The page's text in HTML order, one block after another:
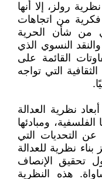
رولز، إلا أنها
من اتجاهات
من شأن الحرية
النسوي الذي
القائمة على
التي تواجه
نظرية العدالة
ومبادئها
عن التحديات التي
نظرية للعدالة
تحقيق الإنصاف
هذه النظرية